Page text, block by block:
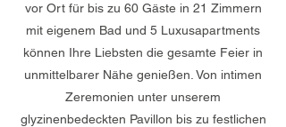
vor Ort für bis zu 60 Gäste in 21 Zimmern
mit eigenem Bad und 5 Luxusapartments
können Ihre Liebsten die gesamte Feier in
unmittelbarer Nähe genießen. Von intimen
Zeremonien unter unserem
glyzinenbedeckten Pavillon bis zu festlichen